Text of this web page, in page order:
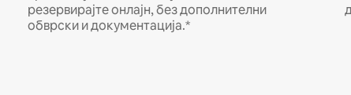
резервирајте онлајн, без дополнителни
обврски и документација.*